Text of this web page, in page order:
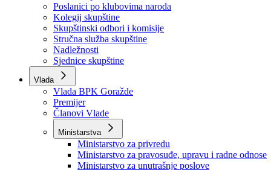
Skupština BPK Goražde
Rukovodstvo
Poslanici po strankama
Poslanici po klubovima naroda
Kolegij skupštine
Skupštinski odbori i komisije
Stručna služba skupštine
Nadležnosti
Sjednice skupštine
Vlada
Vlada BPK Goražde
Premijer
Članovi Vlade
Ministarstva